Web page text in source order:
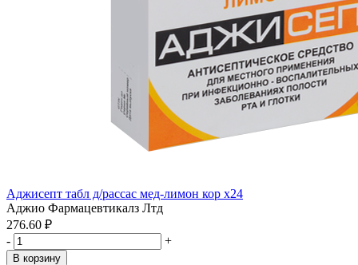
Аджисепт табл д/рассас мед-лимон кор x24
Аджио Фармацевтикалз Лтд
276.60 ₽
-
+
В корзину